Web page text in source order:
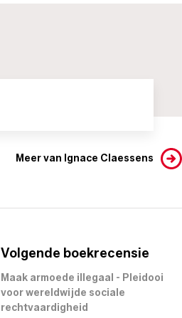
Meer van Ignace Claessens
Volgende boekrecensie
Maak armoede illegaal - Pleidooi
voor wereldwijde sociale
rechtvaardigheid